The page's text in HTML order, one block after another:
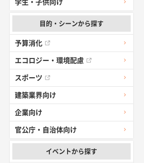
学生・子供向け
目的・シーンから探す
予算消化
エコロジー・環境配慮
スポーツ
建築業界向け
企業向け
官公庁・自治体向け
イベントから探す